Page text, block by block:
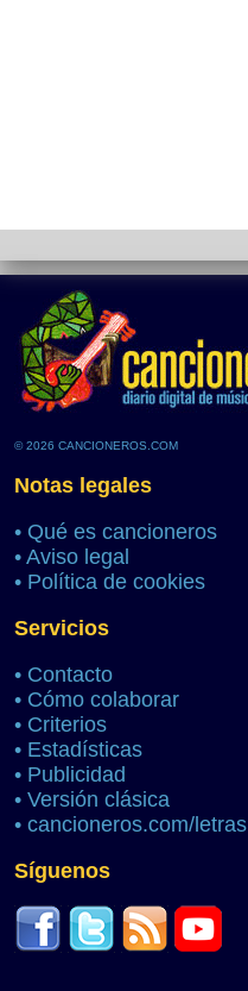
© 2026 CANCIONEROS.COM
Notas legales
• Qué es cancioneros
• Aviso legal
• Política de cookies
Servicios
• Contacto
• Cómo colaborar
• Criterios
• Estadísticas
• Publicidad
• Versión clásica
• cancioneros.com/letras
Síguenos